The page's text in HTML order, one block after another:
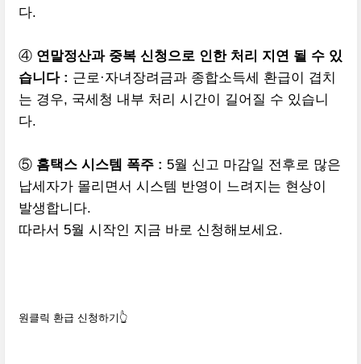
다.
④ 연말정산과 중복 신청으로 인한 처리 지연 될 수 있
습니다 : 근로·자녀장려금과 종합소득세 환급이 겹치
는 경우, 국세청 내부 처리 시간이 길어질 수 있습니
다.
⑤ 홈택스 시스템 폭주 : 5월 신고 마감일 전후로 많은
납세자가 몰리면서 시스템 반영이 느려지는 현상이
발생합니다.
따라서 5월 시작인 지금 바로 신청해보세요.
원클릭 환급 신청하기👆